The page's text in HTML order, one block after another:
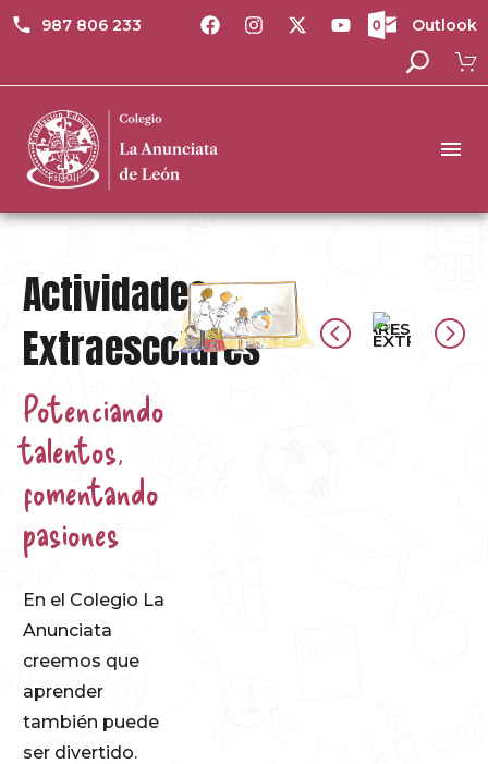
987 806 233 Outlook
Actividades
Extraescolares
Potenciando
talentos,
fomentando
pasiones
En el Colegio La
Anunciata
creemos que
aprender
también puede
ser divertido.